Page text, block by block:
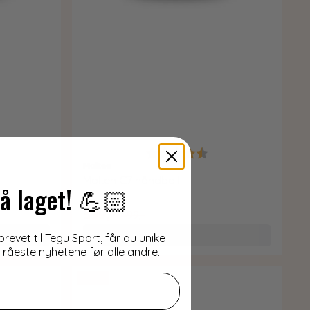
Karakter:
399,- 499,-
laget! 💪🏻
til Tegu Sport, får du unike
nyhetene før alle andre.